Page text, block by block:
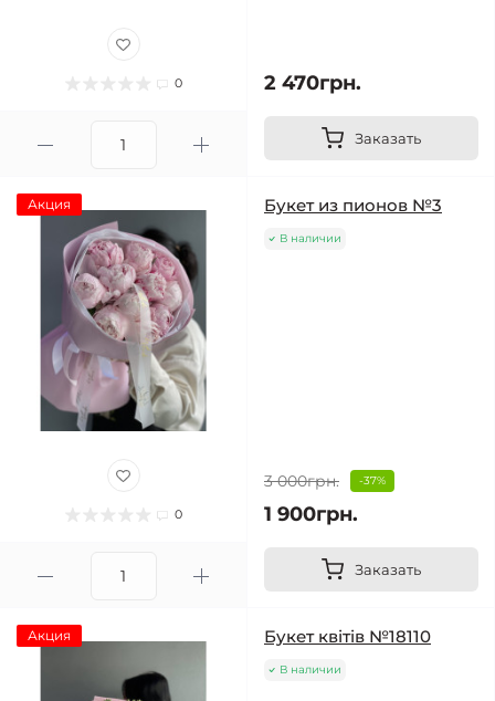
0 2 470грн.
Заказать
Акция
0
Букет из пионов №3
В наличии
3 000грн. -37%
1 900грн.
Заказать
Акция Букет квітів №18110
В наличии